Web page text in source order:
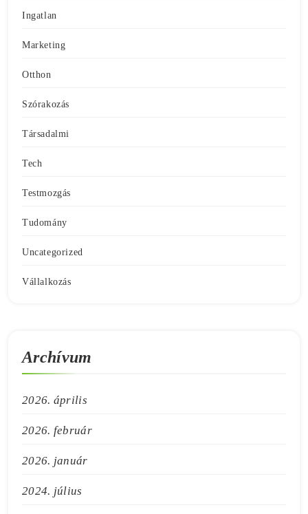
Ingatlan
Marketing
Otthon
Szórakozás
Társadalmi
Tech
Testmozgás
Tudomány
Uncategorized
Vállalkozás
Archívum
2026. április
2026. február
2026. január
2024. július